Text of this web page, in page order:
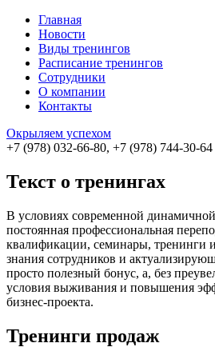
Главная
Новости
Виды тренингов
Расписание тренингов
Сотрудники
О компании
Контакты
Окрыляем успехом
+7 (978) 032-66-80, +7 (978) 744-30-64
Текст о тренингах
В условиях современной
постоянная профессиональная
квалификации, семинары, тренинги
знания сотрудников и
просто полезный бонус, а, без
условия выживания и повышения
бизнес-проекта.
Тренинги продаж